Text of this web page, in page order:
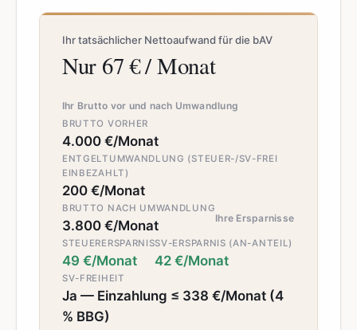
Ihr tatsächlicher Nettoaufwand für die bAV
Nur 67 € / Monat
Ihr Brutto vor und nach Umwandlung
BRUTTO VORHER
4.000 €/Monat
ENTGELTUMWANDLUNG (STEUER-/SV-FREI
EINBEZAHLT)
200 €/Monat
BRUTTO NACH UMWANDLUNG
3.800 €/Monat Ihre Ersparnisse
STEUERERSPARNIS
49 €/Monat
SV-ERSPARNIS (AN-ANTEIL)
42 €/Monat
SV-FREIHEIT
Ja — Einzahlung ≤ 338 €/Monat (4
% BBG)